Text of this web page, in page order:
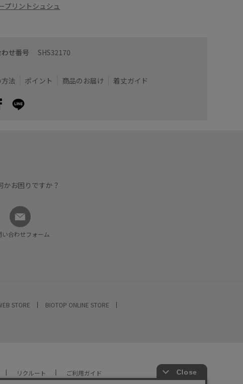
プリントシュシュ
せ番号 SHS32170
法
ポイント 商品のお届け 着丈ガイド
かお困りですか？
い合わせフォーム
STORE
BIOTOP ONLINE STORE
リクルート ご利用ガイド